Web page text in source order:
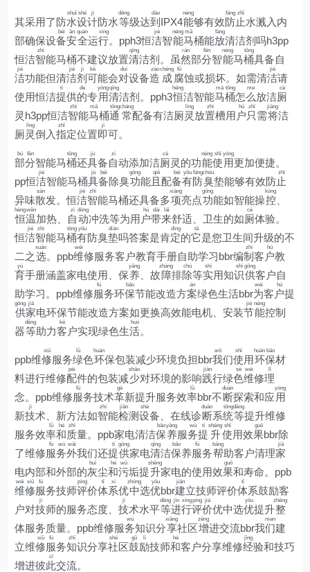
其采用了防水
shuǐ
设
shè
计
jì
防水等
děng
级达到
dào
IPX4能
néng
够有效防
fáng
止
zhǐ
水溅入内
部确保设备
bèi
安
ān
全
quán
运行
xíng
。pph3恒洁
jié
智能
néng
马
mǎ
桶能放
fàng
清洁剂吗h3pp
恒洁智
zhì
能马桶不建议放置清
qīng
洁剂。虽然
rán
部分
fēn
智能
néng
马桶
tǒng
具备自
洁
jié
功能但清洁
jié
剂
jì
可
kě
能会对
duì
设备造
zào
成
chéng
腐
fǔ
蚀或损坏。如需清洁
jié
请
使用恒洁提
tí
供的
de
专用
yòng
清
qīng
洁剂。pph3恒
héng
洁智能马
mǎ
桶
tǒng
怎么
me
放洁厕
cè
灵h3pp恒洁智
zhì
能马
mǎ
桶通
tōng
常
cháng
配备有洁厕灵
líng
放置
zhì
槽用 户
hù
只
zhǐ
需将
jiāng
洁
厕灵
líng
倒入指
zhǐ
定位置即
jí
可。
部
bù
分
fēn
智能马桶
tǒng
还具
jù
备自
zì
动添加洁厕
cè
灵的功能
néng
使
shǐ
用
yòng
更加便捷。
pp恒洁
jié
智能马桶具
jù
备
bèi
除臭功
gōng
能且
qiě
配备
bèi
有
yǒu
防
fáng
臭
chòu
垫能够有效防止
zhǐ
异味散
sàn
发。恒洁
jié
智
zhì
能马桶还具备多项
xiàng
亮点功
gōng
能如智能操控
kòng
恒
héng
温
wēn
加热、 自
zì
动
dòng
冲洗等为用 户
hù
带
dài
来
lái
舒适、卫生的如厕
cè
体验。
恒洁
jié
智
zhì
能马桶
tǒng
有
yǒu
防臭垫
diàn
吗答案是肯定
dìng
的它
tā
是您卫生间升级的不
二之选
xuǎn
。ppb维
wéi
修服务客户教育手册自助学习bbr编制
zhì
客 户
hù
教
育
yù
手册涵盖家电使用、保养
yǎng
、故 障
zhàng
排除
chú
等实
shí
用知识
shí
供
gōng
客户自
助学习。ppb维修服
fú
务环保
bǎo
节能改造方案
àn
绿色生活bbr为
wèi
客 户
hù
提
供
gōng
家
jiā
电环保节能改造方案如更换高效能电机、安装节
jié
能
néng
控制
器等
děng
助力客
kè
户实现绿色生活
huó
。
ppb维修
xiū
服务绿
lǜ
色环
huán
保包装减少环境负担bbr我
wǒ
们使
shǐ
用环
huán
保
bǎo
材
料进行维修配
pèi
件的包装减少
shǎo
对环境的影响践
jiàn
行绿色
sè
维
wéi
修理
lǐ
念。ppb维修服
fú
务技术革
gé
新提升服务效率
lǜ
bbr不断
duàn
探索和应 用
yòng
新技
jì
术、新方法如智
zhì
能检
jiǎn
测设
shè
备、在线诊断
duàn
系统
tǒng
等
děng
提升维修
服务效率
lǜ
和
hé
质
zhì
量。ppb家电清洁保
bǎo
养
yǎng
服务
wù
提
tí
升
shēng
使
shǐ
用效果
guǒ
bbr除
了维修服
fú
务
wù
外
wài
我们还提
tí
供
gōng
家电清
qīng
洁保
bǎo
养服
fú
务帮
bāng
助客户清理家
jiā
电内部和外部的灰
huī
尘和
hé
污
wū
垢提升
shēng
家电的使用效果
guǒ
和寿命。ppb
维
wéi
修
xiū
服
fú
务技师评
píng
价体
tǐ
系
xì
优中
zhōng
选优
yōu
bbr建
jiàn
立技师评价体
tǐ
系鼓励客
户对技
jì
师的服务态度、技
jì
术水平等
děng
进
jìn
行
xíng
评
píng
价
jià
优中选优
yōu
提升整
zhěng
体服务质量。ppb维修服务
wù
知识分享
xiǎng
社区增
zēng
进交流bbr我们
men
建
立维修
xiū
服
fú
务知
zhī
识分享社
shè
区鼓
gǔ
励
lì
技师和
hé
客户分享维修经
jīng
验和技巧
增进彼此
cǐ
交流。